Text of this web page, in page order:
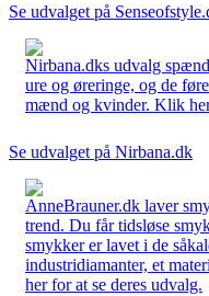
Se udvalget på
Nirbana.dks udvalg
ure og øreringe, og de
mænd og kvinder. Klik
Se udvalget på Nirbana.dk
AnneBrauner.dk laver
trend. Du får tidsløse
smykker er lavet i de
industridiamanter, et
her for at se deres udvalg.